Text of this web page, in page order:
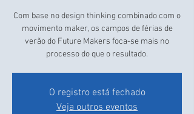
Com base no design thinking combinado com o
movimento maker, os campos de férias de
verão do Future Makers foca-se mais no
processo do que o resultado.
O registro está fechado
Veja outros eventos